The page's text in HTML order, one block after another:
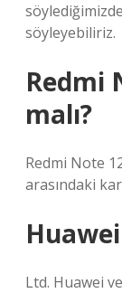
söyleyebiliriz.
Redmi
malı?
Redmi Note
arasındaki
Ltd. Huawei